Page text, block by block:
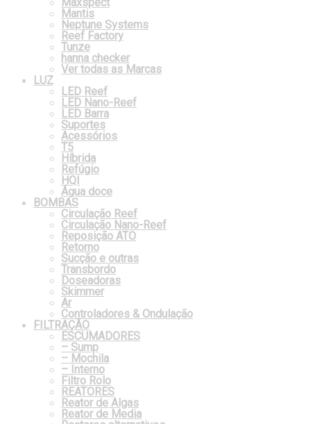
Mantis
Neptune Systems
Reef Factory
Tunze
hanna checker
Ver todas as Marcas
LUZ
LED Reef
LED Nano-Reef
LED Barra
Suportes
Acessórios
T5
Híbrida
Refúgio
HQI
Água doce
BOMBAS
Circulação Reef
Circulação Nano-Reef
Reposição ATO
Retorno
Sucção e outras
Transbordo
Doseadoras
Skimmer
Ar
Controladores & Ondulação
FILTRAÇÃO
ESCUMADORES
– Sump
– Mochila
– Interno
Filtro Rolo
REATORES
Reator de Algas
Reator de Media